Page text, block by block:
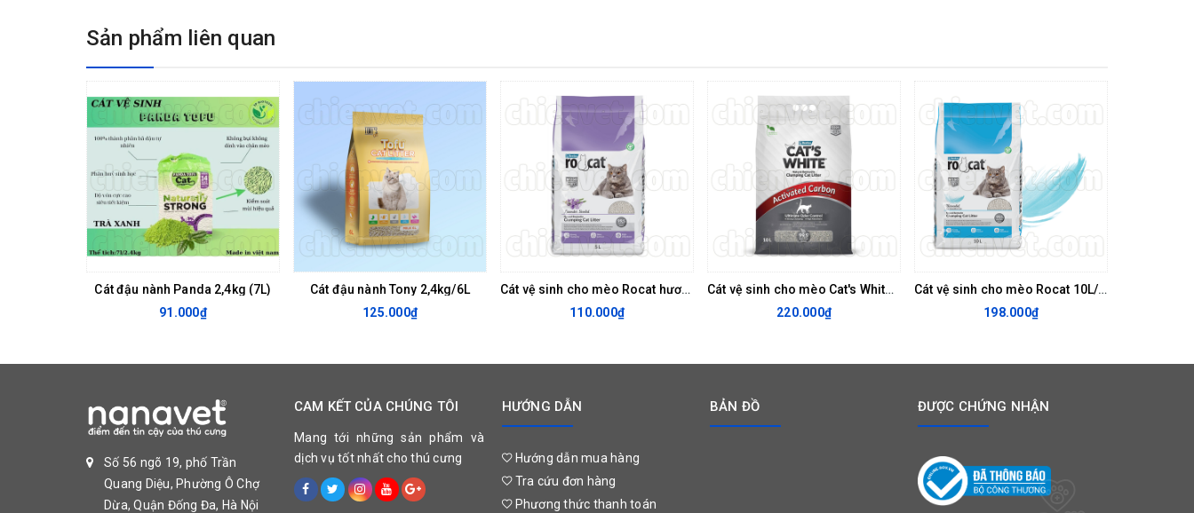
Sản phẩm liên quan
Cát đậu nành Panda 2,4kg (7L)
91.000₫
Cát đậu nành Tony 2,4kg/6L
125.000₫
Cát vệ sinh cho mèo Rocat hương Lavender 4.25kg/5L
110.000₫
Cát vệ sinh cho mèo Cat's White 10L/8.5kg
220.000₫
Cát vệ sinh cho mèo Rocat 10L/8.5kg
198.000₫
Số 56 ngõ 19, phố Trần
Quang Diệu, Phường Ô Chợ
Dừa, Quận Đống Đa, Hà Nội
CAM KẾT CỦA CHÚNG TÔI
Mang tới những sản phẩm và
dịch vụ tốt nhất cho thú cưng
HƯỚNG DẪN
Hướng dẫn mua hàng
Tra cứu đơn hàng
Phương thức thanh toán
BẢN ĐỒ ĐƯỢC CHỨNG NHẬN